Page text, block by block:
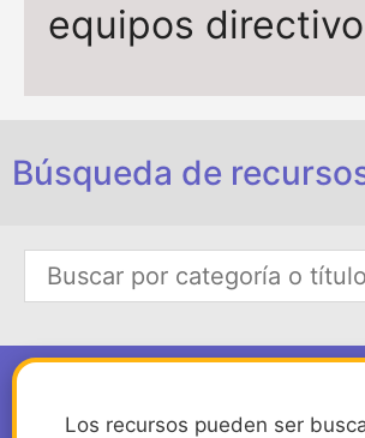
equipos
Búsqueda de
Los recursos pueden ser